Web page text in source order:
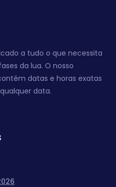
a tudo o que necessita
da lua. O nosso
datas e horas exatas
data.